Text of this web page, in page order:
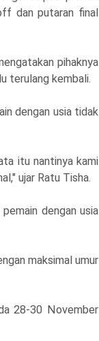
dan putaran final
pihaknya
terulang kembali.
dengan usia tidak
itu nantinya kami
ujar Ratu Tisha.
dengan usia
maksimal umur
28-30 November